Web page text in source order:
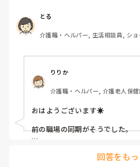
ないし、周囲の目もとても気に
皆さんの職場に複数の方と付き
た、その方に対し何か思う事あ
しくお願い致します。
とる
介護職・ヘルパー, 生活相談員, シ
りりか
介護職・ヘルパー, 介護老人保
おはようございます☀
前の職場の同期がそうでした。
回答をも